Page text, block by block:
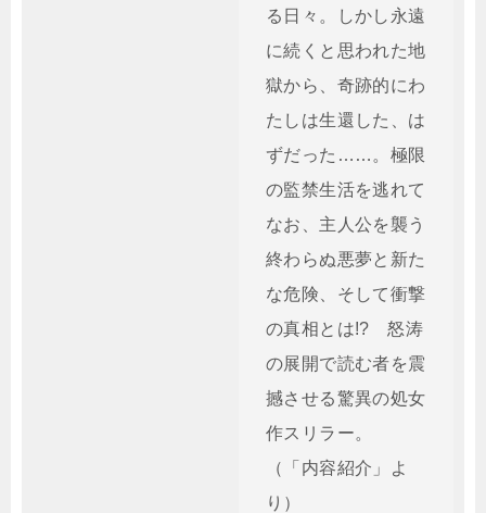
る日々。しかし永遠
に続くと思われた地
獄から、奇跡的にわ
たしは生還した、は
ずだった……。極限
の監禁生活を逃れて
なお、主人公を襲う
終わらぬ悪夢と新た
な危険、そして衝撃
の真相とは!? 怒涛
の展開で読む者を震
撼させる驚異の処女
作スリラー。
（「内容紹介」よ
り）